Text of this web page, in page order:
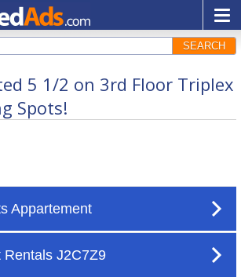
SEARCH
5 1/2 on 3rd Floor Triplex
Spots!